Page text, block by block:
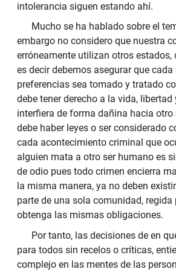
intolerancia siguen estando ahí.
Mucho se ha hablado sobre el
embargo no considero que nuestra
erróneamente utilizan otros
es decir debemos asegurar que
preferencias sea tomado y tratado
debe tener derecho a la vida,
interfiera de forma dañina hacia
debe haber leyes o ser considerado
cada acontecimiento criminal que
alguien mata a otro ser humano es
de odio pues todo crimen encierra
la misma manera, ya no deben
parte de una sola comunidad,
obtenga las mismas obligaciones.
Por tanto, las decisiones de en
para todos sin recelos o críticas,
complejo en las mentes de las